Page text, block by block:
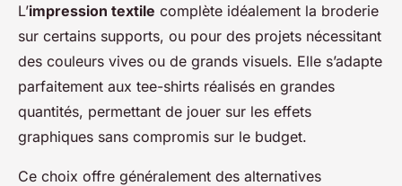
L’impression textile complète idéalement la broderie
sur certains supports, ou pour des projets nécessitant
des couleurs vives ou de grands visuels. Elle s’adapte
parfaitement aux tee-shirts réalisés en grandes
quantités, permettant de jouer sur les effets
graphiques sans compromis sur le budget.
Ce choix offre généralement des alternatives